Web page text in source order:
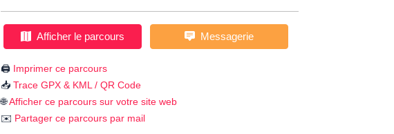
Afficher le parcours Messagerie
🖨️ Imprimer ce parcours
📥 Trace GPX & KML / QR Code
🌐Afficher ce parcours sur votre site web
✉️ Partager ce parcours par mail